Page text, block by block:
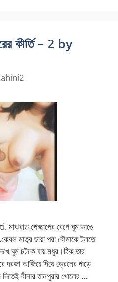
কীর্তি – 2 by
পেচ্ছাপের বেগে ঘুম ভাঙে
মাত্র ছায়া পরা বৌমাকে টলতে
ঘুম চটকে যায় মধুর।ঠিক তার
দরজা আজিয়ে দিয়ে ড্রেনের পাড়ে
বীনার তানপুরার খোলের …